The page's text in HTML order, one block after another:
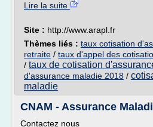
Lire la suite
Site : http://www.arapl.fr
Thèmes liés : taux cotisation
retraite / taux d'appel des
/ taux de cotisation
d'assurance maladie 2018 /
maladie
CNAM - Assurance
Contactez nous